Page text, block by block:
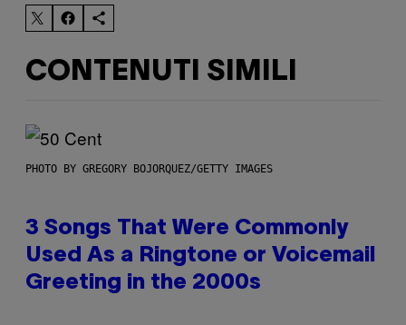
CONTENUTI SIMILI
PHOTO BY GREGORY BOJORQUEZ/GETTY IMAGES
3 Songs That Were Commonly
Used As a Ringtone or Voicemail
Greeting in the 2000s